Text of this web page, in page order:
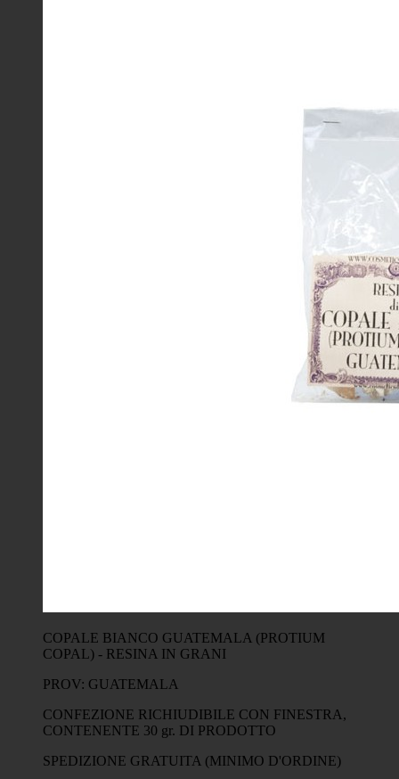
COPALE BIANCO GUATEMALA (PROTIUM
COPAL) - RESINA IN GRANI
PROV: GUATEMALA
CONFEZIONE RICHIUDIBILE CON FINESTRA,
CONTENENTE 30 gr. DI PRODOTTO
SPEDIZIONE GRATUITA (MINIMO D'ORDINE)